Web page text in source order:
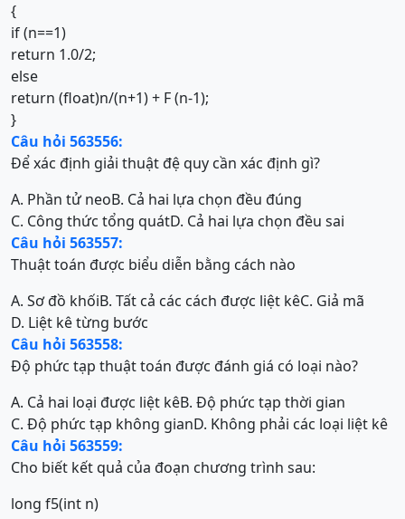
{
if (n==1)
return 1.0/2;
else
return (float)n/(n+1) + F (n-1);
}
Câu hỏi 563556:
Để xác định giải thuật đệ quy cần xác định gì?
A. Phần tử neoB. Cả hai lựa chọn đều đúng
C. Công thức tổng quátD. Cả hai lựa chọn đều sai
Câu hỏi 563557:
Thuật toán được biểu diễn bằng cách nào
A. Sơ đồ khốiB. Tất cả các cách được liệt kêC. Giả mã
D. Liệt kê từng bước
Câu hỏi 563558:
Độ phức tạp thuật toán được đánh giá có loại nào?
A. Cả hai loại được liệt kêB. Độ phức tạp thời gian
C. Độ phức tạp không gianD. Không phải các loại liệt kê
Câu hỏi 563559:
Cho biết kết quả của đoạn chương trình sau:
long f5(int n)